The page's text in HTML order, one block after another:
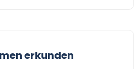
erkunden